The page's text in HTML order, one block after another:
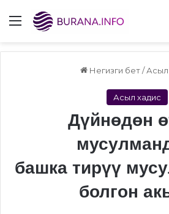
Menu
Негизги бет/ Асыл
Асыл хадис
Дүйнөдөн
башка тирүү
болгон